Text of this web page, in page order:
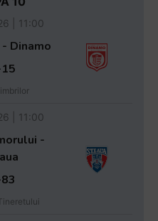
| 11:00
Dinamo
| 11:00
-